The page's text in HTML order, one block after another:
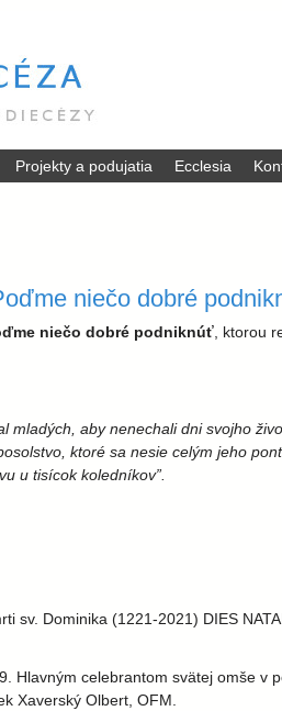
hlavný
obsah
Projekty a podujatia Ecclesia
niečo dobré
niečo dobré podniknúť , ktorou
aby nenechali dni svojho
ktoré sa nesie celým jeho
u tisícok koledníkov”.
podniknúť"
sv. Dominika (1221-2021) DIES
celebrantom svätej omše v
Xaverský Olbert, OFM.